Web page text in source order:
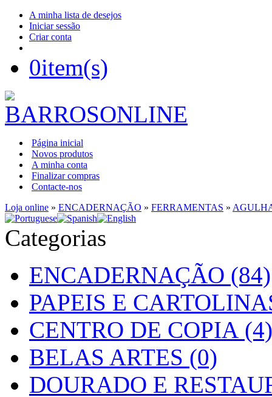
A minha lista de desejos
Iniciar sessão
Criar conta
0item(s)
Página inicial
Novos produtos
A minha conta
Finalizar compras
Contacte-nos
Loja online » ENCADERNAÇÃO » FERRAMENTAS »
Categorias
ENCADERNAÇÃO (84)
PAPEIS E
CENTRO DE COPIA (4)
BELAS ARTES (0)
DOURADO E